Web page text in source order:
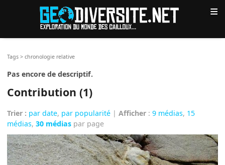
≡
Tags >chronologie relative
Pas encore de descriptif.
Contribution (1)
Trier : par date, par popularité |Afficher :9 médias, 15
médias,30 médias par page